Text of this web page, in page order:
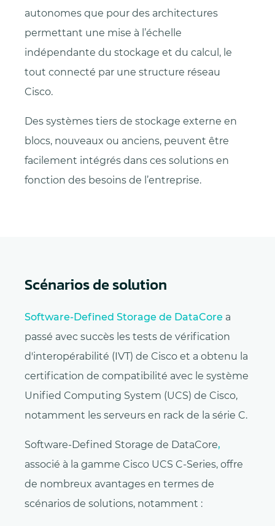
autonomes que pour des architectures
permettant une mise à l’échelle
indépendante du stockage et du calcul, le
tout connecté par une structure réseau
Cisco.
Des systèmes tiers de stockage externe en
blocs, nouveaux ou anciens, peuvent être
facilement intégrés dans ces solutions en
fonction des besoins de l’entreprise.
Scénarios de solution
Software-Defined Storage de DataCore a
passé avec succès les tests de vérification
d'interopérabilité (IVT) de Cisco et a obtenu la
certification de compatibilité avec le système
Unified Computing System (UCS) de Cisco,
notamment les serveurs en rack de la série C.
Software-Defined Storage de DataCore,
associé à la gamme Cisco UCS C-Series, offre
de nombreux avantages en termes de
scénarios de solutions, notamment :